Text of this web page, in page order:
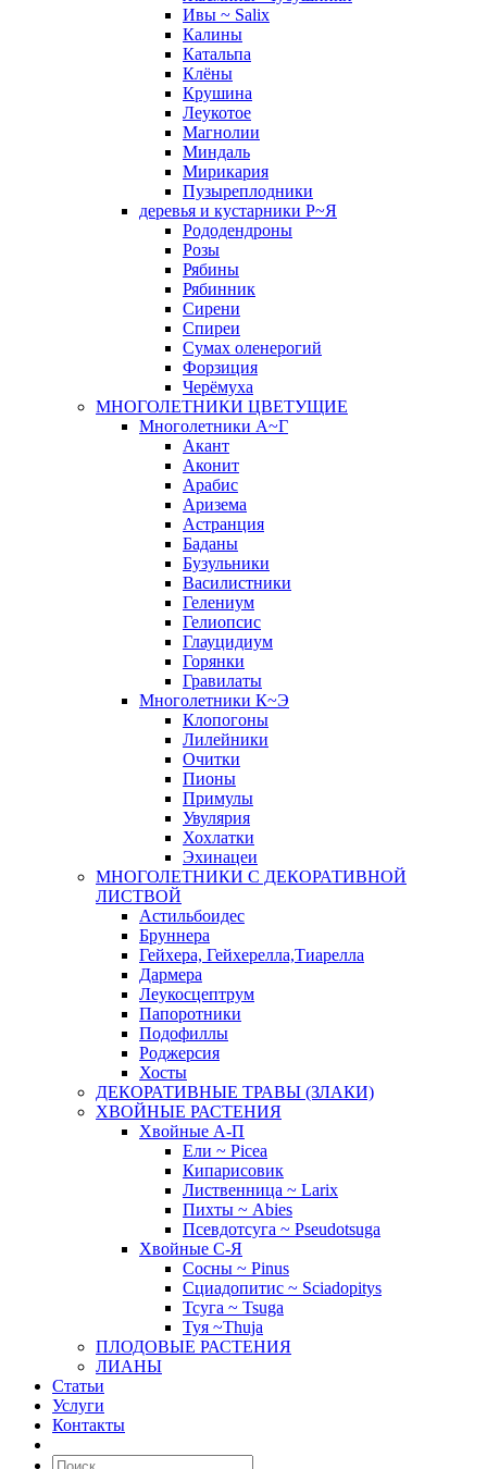
Ивы ~ Salix
Калины
Катальпа
Клёны
Крушина
Леукотое
Магнолии
Миндаль
Мирикария
Пузыреплодники
деревья и кустарники Р~Я
Рододендроны
Розы
Рябины
Рябинник
Сирени
Спиреи
Сумах оленерогий
Форзиция
Черёмуха
МНОГОЛЕТНИКИ ЦВЕТУЩИЕ
Многолетники А~Г
Акант
Аконит
Арабис
Аризема
Астранция
Баданы
Бузульники
Василистники
Гелениум
Гелиопсис
Глауцидиум
Горянки
Гравилаты
Многолетники К~Э
Клопогоны
Лилейники
Очитки
Пионы
Примулы
Увулярия
Хохлатки
Эхинацеи
МНОГОЛЕТНИКИ С ДЕКОРАТИВНОЙ
ЛИСТВОЙ
Астильбоидес
Бруннера
Гейхера, Гейхерелла,Тиарелла
Дармера
Леукосцептрум
Папоротники
Подофиллы
Роджерсия
Хосты
ДЕКОРАТИВНЫЕ ТРАВЫ (ЗЛАКИ)
ХВОЙНЫЕ РАСТЕНИЯ
Хвойные А-П
Ели ~ Picea
Кипарисовик
Лиственница ~ Larix
Пихты ~ Abies
Псевдотсуга ~ Pseudotsuga
Хвойные С-Я
Сосны ~ Pinus
Сциадопитис ~ Sciadopitys
Тсуга ~ Tsuga
Туя ~Thuja
ПЛОДОВЫЕ РАСТЕНИЯ
ЛИАНЫ
Статьи
Услуги
Контакты